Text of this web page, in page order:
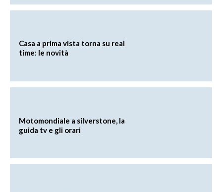
Casa a prima vista torna su real
time: le novità
Motomondiale a silverstone, la
guida tv e gli orari